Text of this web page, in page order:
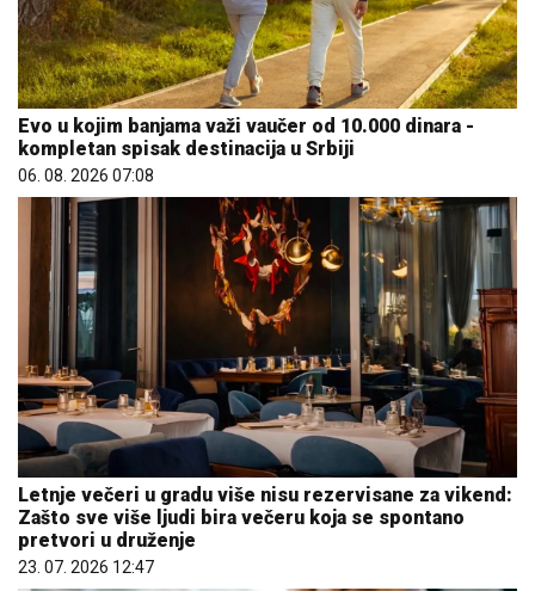
Evo u kojim banjama važi vaučer od 10.000 dinara -
kompletan spisak destinacija u Srbiji
06. 08. 2026 07:08
Letnje večeri u gradu više nisu rezervisane za vikend:
Zašto sve više ljudi bira večeru koja se spontano
pretvori u druženje
23. 07. 2026 12:47